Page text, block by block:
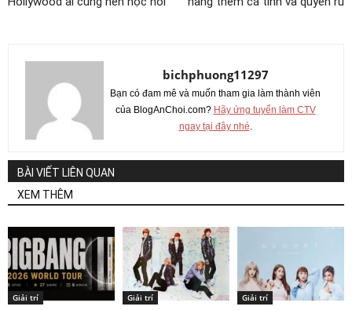
bichphuong11297
Bạn có đam mê và muốn tham gia làm thành viên
của BlogAnChoi.com? Hãy ứng tuyển làm CTV
ngay tại đây nhé.
BÀI VIẾT LIÊN QUAN
XEM THÊM
Giải trí Giải trí Giải trí